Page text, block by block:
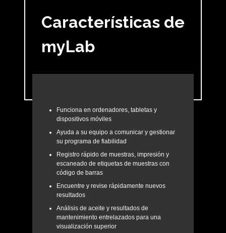
Características de
myLab
Funciona en ordenadores, tabletas y
dispositivos móviles
Ayuda a su equipo a comunicar y gestionar
su programa de fiabilidad
Registro rápido de muestras, impresión y
escaneado de etiquetas de muestras con
código de barras
Encuentre y revise rápidamente nuevos
resultados
Análisis de aceite y resultados de
mantenimiento entrelazados para una
visualización superior